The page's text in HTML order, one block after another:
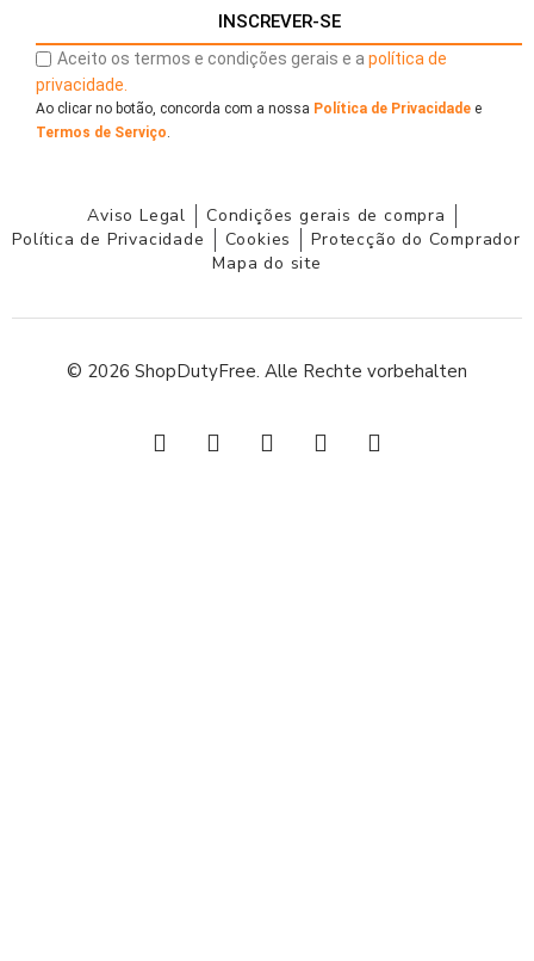
INSCREVER-SE
Aceito os termos e condições gerais e a política de
privacidade.
Ao clicar no botão, concorda com a nossa Política de Privacidade e
Termos de Serviço
Aviso Legal
Condições gerais de compra
Política de Privacidade
Cookies
Protecção do Comprador
Mapa do site
© 2026 ShopDutyFree. Alle Rechte vorbehalten